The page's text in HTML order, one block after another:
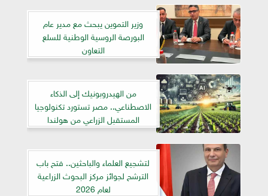
وزير التموين يبحث مع مدير عام
البورصة الروسية الوطنية للسلع
التعاون
من الهيدروبونيك إلى الذكاء
الاصطناعي.. مصر تستورد تكنولوجيا
المستقبل الزراعي من هولندا
لتشجيع العلماء والباحثين.. فتح باب
الترشح لجوائز مركز البحوث الزراعية
لعام 2026